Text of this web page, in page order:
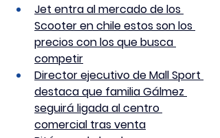
Jet entra al mercado de los
Scooter en chile estos son los
precios con los que busca
competir
Director ejecutivo de Mall Sport
destaca que familia Gálmez
seguirá ligada al centro
comercial tras venta